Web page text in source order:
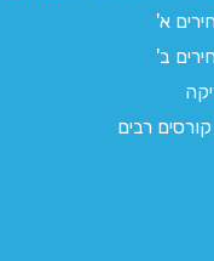
א'
ב'
רבים